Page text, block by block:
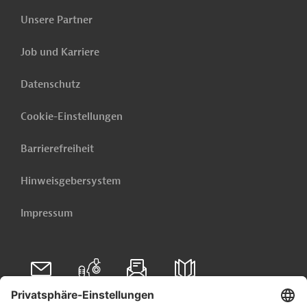
Unsere Partner
Job und Karriere
Datenschutz
Cookie-Einstellungen
Barrierefreiheit
Hinweisgebersystem
Impressum